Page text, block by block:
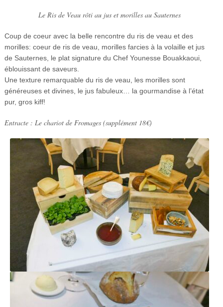
Le Ris de Veau rôti au jus et morilles au Sauternes
Coup de coeur avec la belle rencontre du ris de veau et des
morilles: coeur de ris de veau, morilles farcies à la volaille et jus
de Sauternes, le plat signature du Chef Younesse Bouakkaoui,
éblouissant de saveurs.
Une texture remarquable du ris de veau, les morilles sont
généreuses et divines, le jus fabuleux… la gourmandise à l’état
pur, gros kiff!
Entracte : Le chariot de Fromages (supplément 18€)